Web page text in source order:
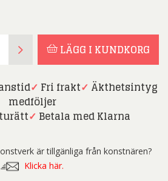
LÄGG I KUNDKORG
✓ Fri frakt✓ Äkthetsintyg
medföljer
✓ Betala med Klarna
är tillgänliga från konstnären?
Klicka här.